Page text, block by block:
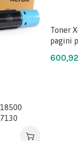
Toner
pagini
600,92